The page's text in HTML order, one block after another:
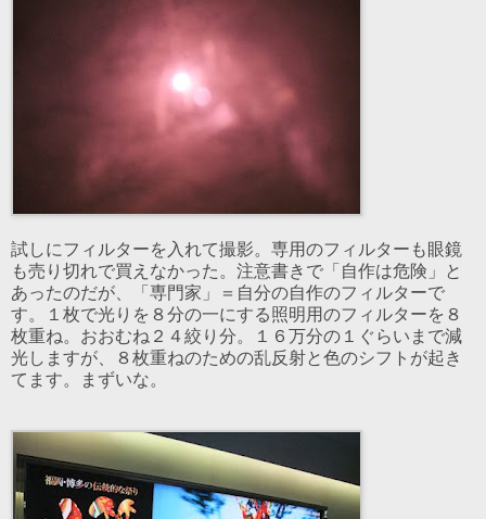
試しにフィルターを入れて撮影。専用のフィルターも眼鏡
も売り切れで買えなかった。注意書きで「自作は危険」と
あったのだが、「専門家」＝自分の自作のフィルターで
す。１枚で光りを８分の一にする照明用のフィルターを８
枚重ね。おおむね２４絞り分。１６万分の１ぐらいまで減
光しますが、８枚重ねのための乱反射と色のシフトが起き
てます。まずいな。